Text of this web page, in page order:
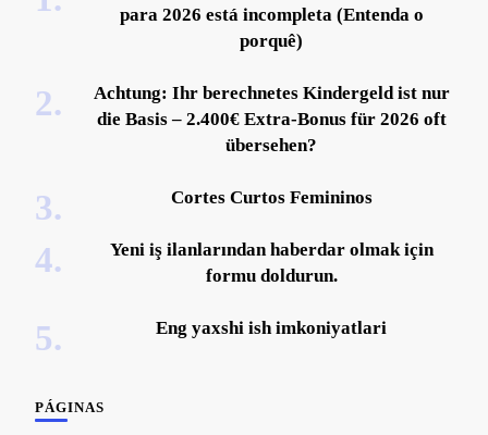
para 2026 está incompleta (Entenda o
porquê)
Achtung: Ihr berechnetes Kindergeld ist nur
die Basis – 2.400€ Extra-Bonus für 2026 oft
übersehen?
Cortes Curtos Femininos
Yeni iş ilanlarından haberdar olmak için
formu doldurun.
Eng yaxshi ish imkoniyatlari
PÁGINAS